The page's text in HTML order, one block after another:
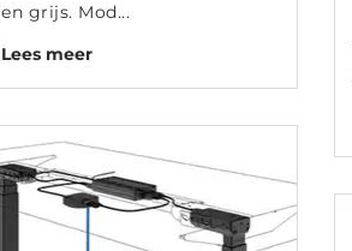
en grijs. Mod...
Lees meer